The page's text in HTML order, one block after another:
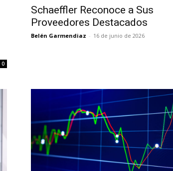
0
Schaeffler Reconoce a Sus
Proveedores Destacados
Belén Garmendiaz - 16 de junio de 2026